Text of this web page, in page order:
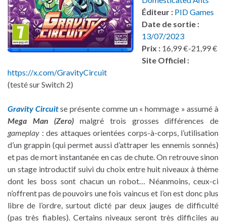
Éditeur : PID Games
Date de sortie :
13/07/2023
Prix : 16,99 €-21,99 €
Site Officiel :
https://x.com/GravityCircuit
(testé sur Switch 2)
Gravity Circuitse présente comme un « hommage » assumé à
Mega Man (Zero) malgré trois grosses différences de
gameplay : des attaques orientées corps-à-corps, l’utilisation
d’un grappin (qui permet aussi d’attraper les ennemis sonnés)
et pas de mort instantanée en cas de chute. On retrouve sinon
un stage introductif suivi du choix entre huit niveaux à thème
dont les boss sont chacun un robot… Néanmoins, ceux-ci
n’offrent pas de pouvoirs une fois vaincus et l’on est donc plus
libre de l’ordre, surtout dicté par deux jauges de difficulté
(pas très fiables). Certains niveaux seront très difficiles au